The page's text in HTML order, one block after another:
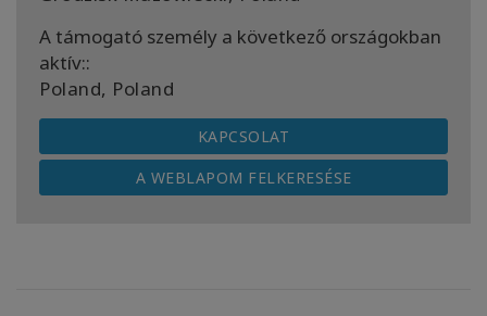
A támogató személy a következő országokban
aktív::
Poland, Poland
KAPCSOLAT
A WEBLAPOM FELKERESÉSE